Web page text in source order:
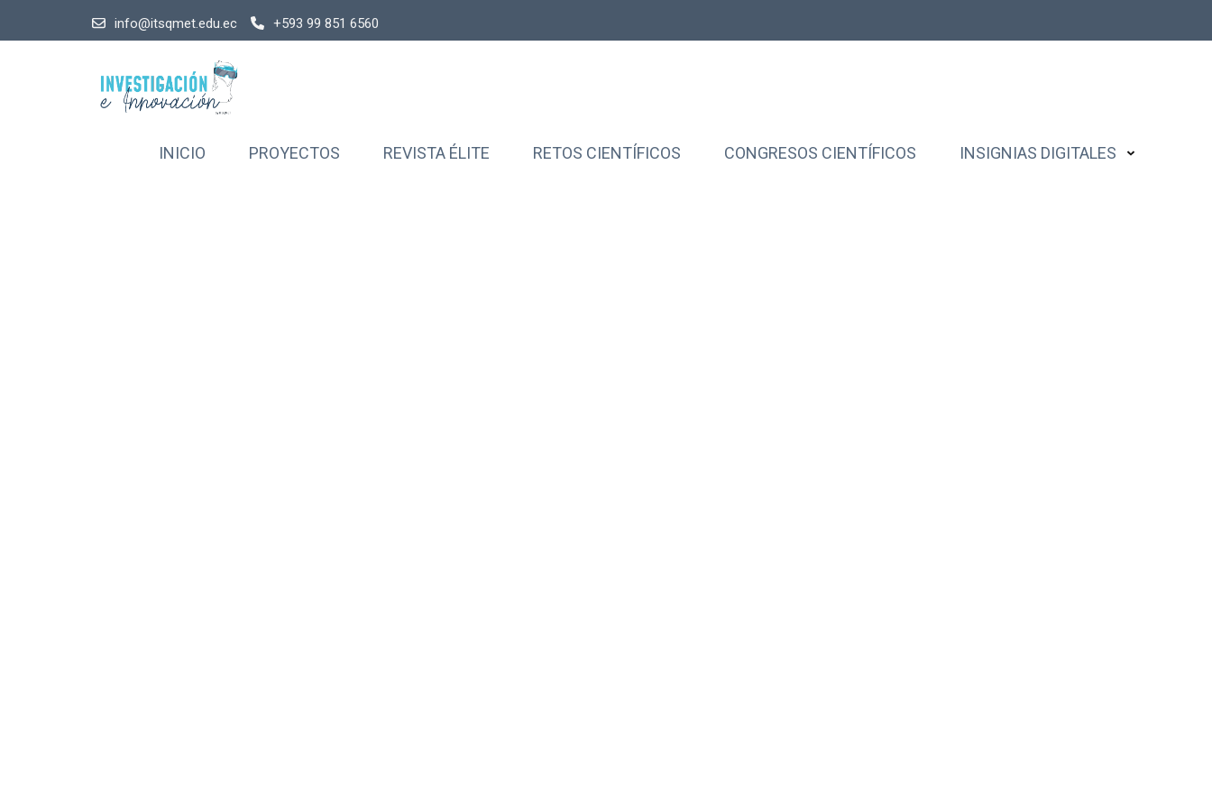
info@itsqmet.edu.ec +593 99 851 6560
INICIO PROYECTOS REVISTA ÉLITE RETOS CIENTÍFICOS CONGRESOS CIENTÍFICOS INSIGNIAS DIGITALES